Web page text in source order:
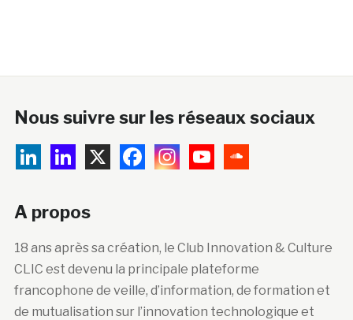
Nous suivre sur les réseaux sociaux
A propos
18 ans après sa création, le Club Innovation & Culture
CLIC est devenu la principale plateforme
francophone de veille, d’information, de formation et
de mutualisation sur l’innovation technologique et